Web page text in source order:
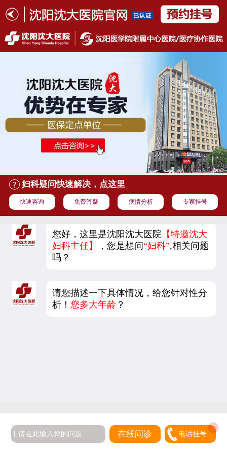
妇科疑问快速解决，点这里
快速咨询 免费答疑 病情分析 专家挂号
您好，这里是沈阳沈大医院 【特邀沈大
妇科主任】
，您是想问“妇科”,相关问题
吗？
请您描述一下具体情况，给您针对性分
析！您多大年龄 ？
在线问诊 电话挂号
5